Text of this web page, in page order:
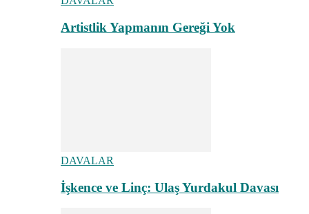
Artistlik Yapmanın Gereği Yok
DAVALAR
İşkence ve Linç: Ulaş Yurdakul Davası